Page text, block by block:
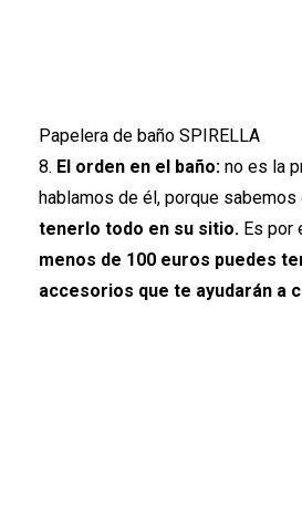
Papelera de baño SPIRELLA
8. El orden en el baño: no es la
hablamos de él, porque sabemos
tenerlo todo en su sitio. Es por
menos de 100 euros puedes
accesorios que te ayudarán a